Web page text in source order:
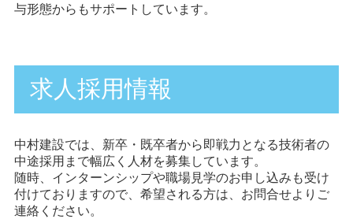
与形態からもサポートしています。
求人採用情報
中村建設では、新卒・既卒者から即戦力となる技術者の
中途採用まで幅広く人材を募集しています。
随時、インターンシップや職場見学のお申し込みも受け
付けておりますので、希望される方は、お問合せよりご
連絡ください。